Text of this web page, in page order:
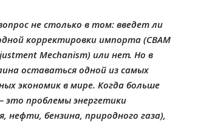
не столько в том: введет ли
корректировки импорта (СВАМ
Mechanism) или нет. Но в
оставаться одной из самых
экономик в мире. Когда больше
это проблемы энергетики
нефти, бензина, природного газа),